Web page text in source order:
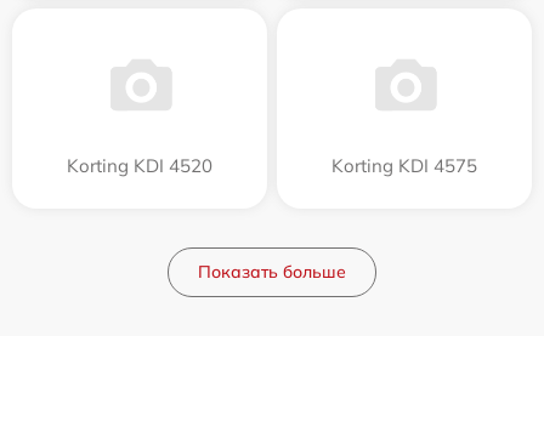
Korting KDI 4520 Korting KDI 4575
Показать больше